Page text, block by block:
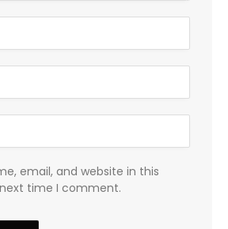
email, and website in this
time I comment.